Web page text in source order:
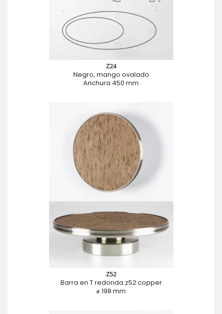
Z24
Negro, mango ovalado
Anchura 450 mm
Z52
Barra en T redonda z52 copper
⌀ 198 mm